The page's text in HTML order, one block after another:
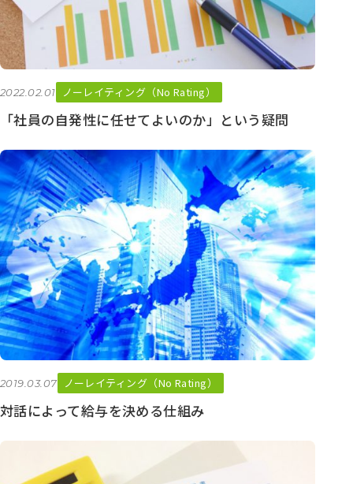
2022.02.01 ノーレイティング（No Rating）
「社員の自発性に任せてよいのか」という疑問
2019.03.07 ノーレイティング（No Rating）
対話によって給与を決める仕組み